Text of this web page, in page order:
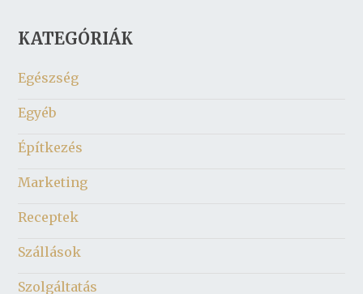
KATEGÓRIÁK
Egészség
Egyéb
Építkezés
Marketing
Receptek
Szállások
Szolgáltatás